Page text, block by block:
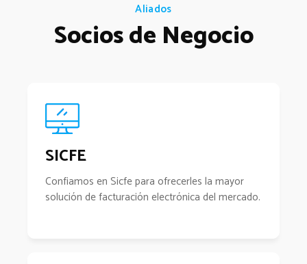
Aliados
Socios de Negocio
SICFE
Confiamos en Sicfe para ofrecerles la mayor
solución de facturación electrónica del mercado.